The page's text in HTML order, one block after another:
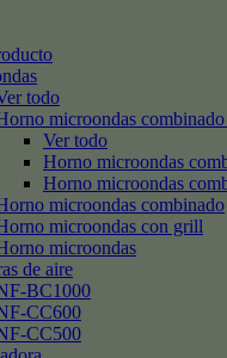
todo
microondas
Ver todo
Horno microondas
Horno microondas
microondas combinado
microondas con grill
microondas
de aire
BC1000
CC600
CC500